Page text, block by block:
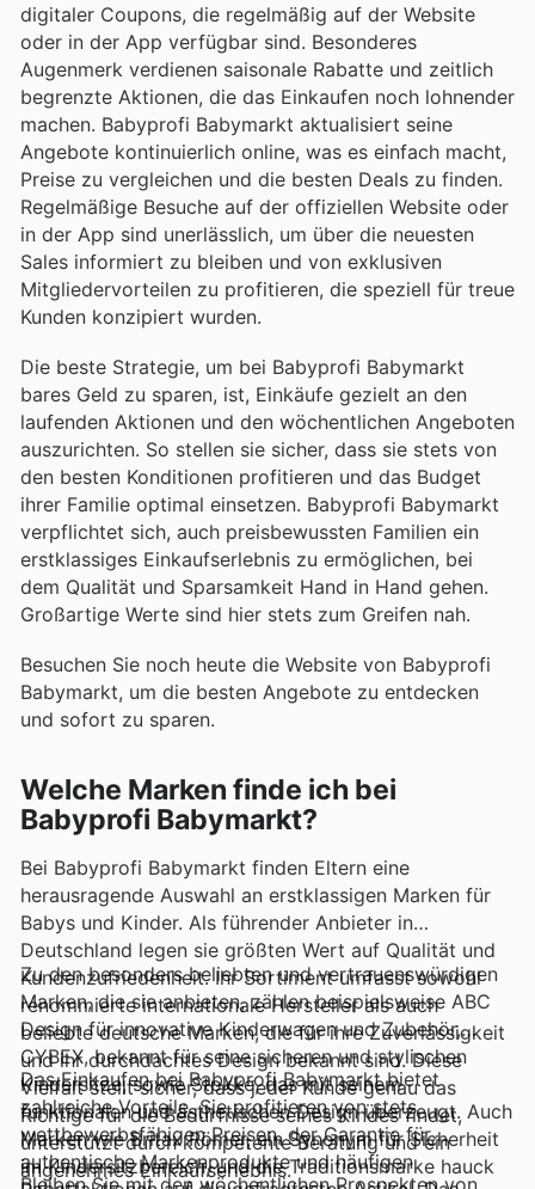
digitaler Coupons, die regelmäßig auf der Website
oder in der App verfügbar sind. Besonderes
Augenmerk verdienen saisonale Rabatte und zeitlich
begrenzte Aktionen, die das Einkaufen noch lohnender
machen. Babyprofi Babymarkt aktualisiert seine
Angebote kontinuierlich online, was es einfach macht,
Preise zu vergleichen und die besten Deals zu finden.
Regelmäßige Besuche auf der offiziellen Website oder
in der App sind unerlässlich, um über die neuesten
Sales informiert zu bleiben und von exklusiven
Mitgliedervorteilen zu profitieren, die speziell für treue
Kunden konzipiert wurden.
Die beste Strategie, um bei Babyprofi Babymarkt
bares Geld zu sparen, ist, Einkäufe gezielt an den
laufenden Aktionen und den wöchentlichen Angeboten
auszurichten. So stellen sie sicher, dass sie stets von
den besten Konditionen profitieren und das Budget
ihrer Familie optimal einsetzen. Babyprofi Babymarkt
verpflichtet sich, auch preisbewussten Familien ein
erstklassiges Einkaufserlebnis zu ermöglichen, bei
dem Qualität und Sparsamkeit Hand in Hand gehen.
Großartige Werte sind hier stets zum Greifen nah.
Besuchen Sie noch heute die Website von Babyprofi
Babymarkt, um die besten Angebote zu entdecken
und sofort zu sparen.
Welche Marken finde ich bei
Babyprofi Babymarkt?
Bei Babyprofi Babymarkt finden Eltern eine
herausragende Auswahl an erstklassigen Marken für
Babys und Kinder. Als führender Anbieter in
Deutschland legen sie größten Wert auf Qualität und
Kundenzufriedenheit. Ihr Sortiment umfasst sowohl
renommierte internationale Hersteller als auch
beliebte deutsche Marken, die für ihre Zuverlässigkeit
und ihr durchdachtes Design bekannt sind. Diese
Vielfalt stellt sicher, dass jeder Kunde genau das
Richtige für die Bedürfnisse seines Kindes findet,
unterstützt durch kompetente Beratung und ein
angenehmes Einkaufserlebnis.
Zu den besonders beliebten und vertrauenswürdigen
Marken, die sie anbieten, zählen beispielsweise ABC
Design für innovative Kinderwagen und Zubehör,
CYBEX, bekannt für seine sicheren und stylischen
Kindersitze, sowie Stokke, das mit seinem
funktionalen und ästhetischen Design überzeugt. Auch
Marken wie Britax Römer, ein Synonym für Sicherheit
im Kindersitzbereich, und die Traditionsmarke hauck
Das Einkaufen bei Babyprofi Babymarkt bietet
zahlreiche Vorteile. Sie profitieren von stets
wettbewerbsfähigen Preisen, der Garantie für
authentische Markenprodukte und häufigen
Bleiben Sie mit den wöchentlichen Prospekten von